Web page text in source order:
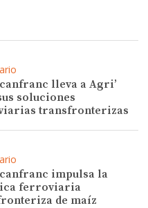
lleva a Agri’
soluciones
transfronterizas
impulsa la
ferroviaria
de maíz